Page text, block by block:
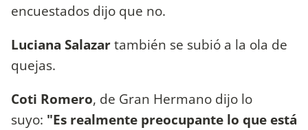
encuestados dijo que no.
Luciana Salazartambién se subió a la ola de
quejas.
Coti Romero, de Gran Hermano dijo lo
suyo: "Es realmente preocupante lo que está